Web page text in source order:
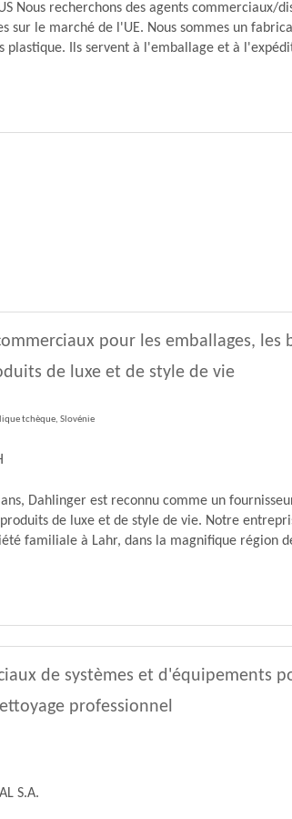
Nous recherchons des agents commerciaux/
sur le marché de l'UE. Nous sommes un
plastique. Ils servent à l'emballage et à
pour les emballages, les
de luxe et de style de vie
tchèque, Slovénie
Dahlinger est reconnu comme un
de luxe et de style de vie. Notre
familiale à Lahr, dans la magnifique région
de systèmes et d'équipements
professionnel
S.A.